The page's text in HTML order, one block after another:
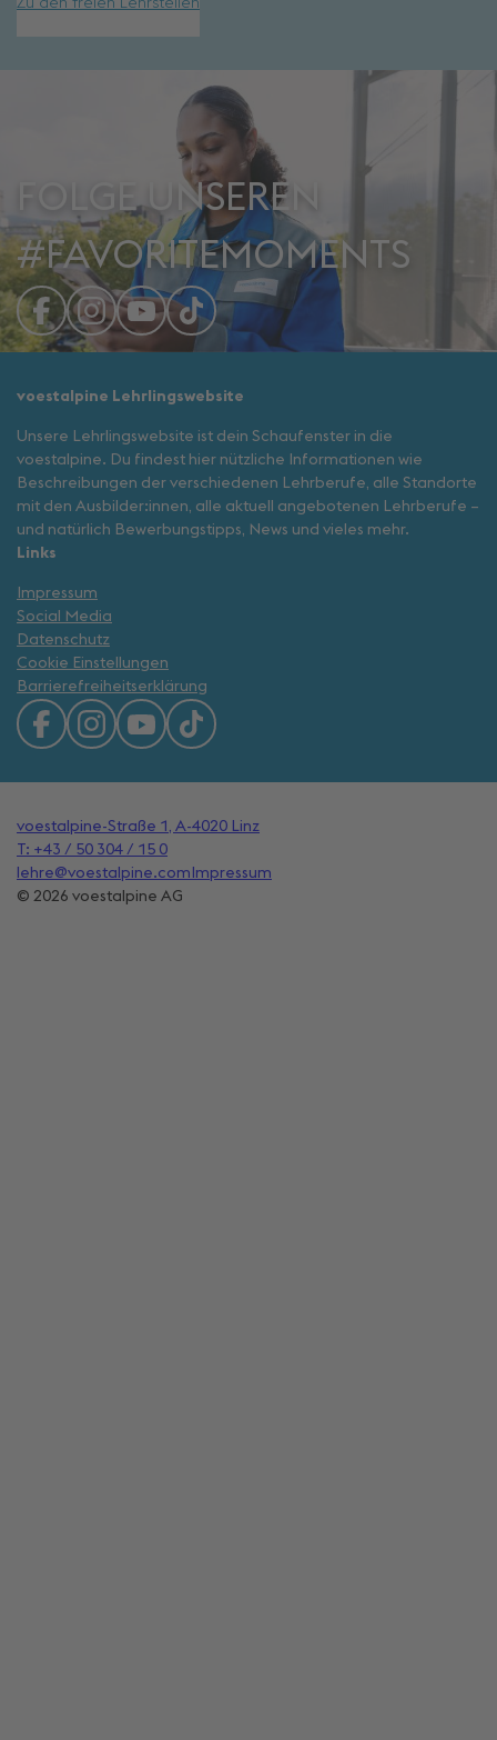
Zu den freien Lehrstellen
FOLGE UNSEREN
#FAVORITEMOMENTS
voestalpine Lehrlingswebsite
Unsere Lehrlingswebsite ist dein Schaufenster in die
voestalpine. Du findest hier nützliche Informationen wie
Beschreibungen der verschiedenen Lehrberufe, alle Standorte
mit den Ausbilder:innen, alle aktuell angebotenen Lehrberufe –
und natürlich Bewerbungstipps, News und vieles mehr.
Links
Impressum
Social Media
Datenschutz
Cookie Einstellungen
Barrierefreiheitserklärung
© 2026 voestalpine AG
voestalpine-Straße 1, A-4020 Linz
T: +43 / 50 304 / 15 0
lehre@voestalpine.com Impressum